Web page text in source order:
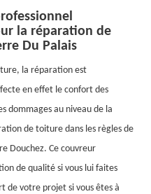
la réparation de
Du Palais
la réparation est
en effet le confort des
dommages au niveau de la
de toiture dans les règles de
Douchez. Ce couvreur
de qualité si vous lui faites
de votre projet si vous êtes à